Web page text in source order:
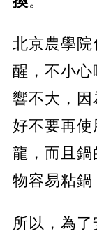
北京農學院
醒，不小
響不大，
好不要再
龍，而且
物容易粘鍋
所以，為